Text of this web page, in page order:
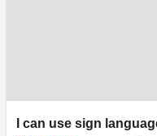
I can use sign